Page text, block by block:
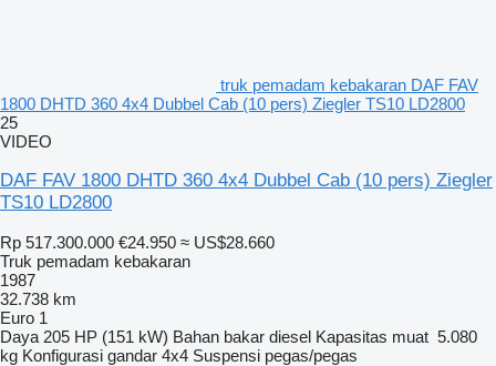
truk pemadam kebakaran DAF FAV
1800 DHTD 360 4x4 Dubbel Cab (10 pers) Ziegler TS10 LD2800
25
VIDEO
DAF FAV 1800 DHTD 360 4x4 Dubbel Cab (10 pers) Ziegler
TS10 LD2800
Rp 517.300.000 €24.950 ≈ US$28.660
Truk pemadam kebakaran
1987
32.738 km
Euro 1
Daya 205 HP (151 kW) Bahan bakar diesel Kapasitas muat 5.080
kg Konfigurasi gandar 4x4 Suspensi pegas/pegas